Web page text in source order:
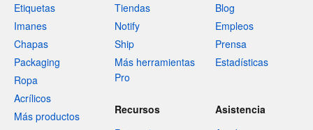
Etiquetas
Imanes
Chapas
Packaging
Ropa
Acrílicos
Más productos
Tiendas
Notify
Ship
Más herramientas
Pro
Blog
Empleos
Prensa
Estadísticas
Recursos
Asistencia